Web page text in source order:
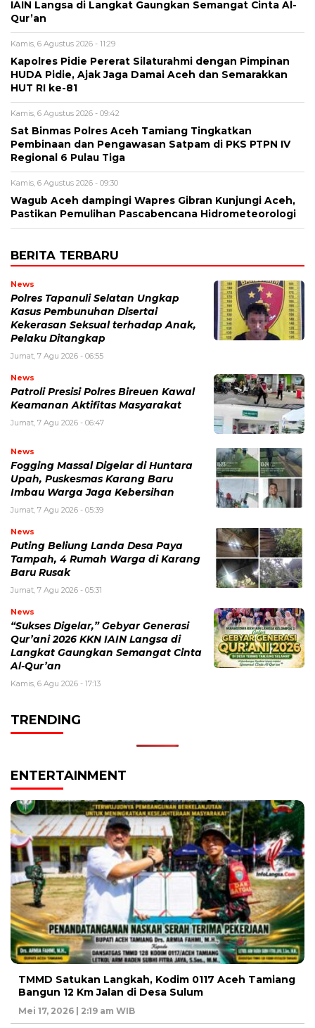
IAIN Langsa di Langkat Gaungkan Semangat Cinta Al-
Qur’an
Kamis, 6 Agustus 2026 - 11:29
Kapolres Pidie Pererat Silaturahmi dengan Pimpinan
HUDA Pidie, Ajak Jaga Damai Aceh dan Semarakkan
HUT RI ke-81
Kamis, 6 Agustus 2026 - 09:42
Sat Binmas Polres Aceh Tamiang Tingkatkan
Pembinaan dan Pengawasan Satpam di PKS PTPN IV
Regional 6 Pulau Tiga
Kamis, 6 Agustus 2026 - 09:30
Wagub Aceh dampingi Wapres Gibran Kunjungi Aceh,
Pastikan Pemulihan Pascabencana Hidrometeorologi
BERITA TERBARU
News
Polres Tapanuli Selatan Ungkap
Kasus Pembunuhan Disertai
Kekerasan Seksual terhadap Anak,
Pelaku Ditangkap
Jumat, 7 Agu 2026 - 06:55
News
Patroli Presisi Polres Bireuen Kawal
Keamanan Aktifitas Masyarakat
Jumat, 7 Agu 2026 - 06:47
News
Fogging Massal Digelar di Huntara
Upah, Puskesmas Karang Baru
Imbau Warga Jaga Kebersihan
Jumat, 7 Agu 2026 - 05:39
News
Puting Beliung Landa Desa Paya
Tampah, 4 Rumah Warga di Karang
Baru Rusak
Jumat, 7 Agu 2026 - 05:31
News
“Sukses Digelar,” Gebyar Generasi
Qur’ani 2026 KKN IAIN Langsa di
Langkat Gaungkan Semangat Cinta
Al-Qur’an
Kamis, 6 Agu 2026 - 17:13
TRENDING
ENTERTAINMENT
TMMD Satukan Langkah, Kodim 0117 Aceh Tamiang
Bangun 12 Km Jalan di Desa Sulum
Mei 17, 2026 | 2:19 am WIB